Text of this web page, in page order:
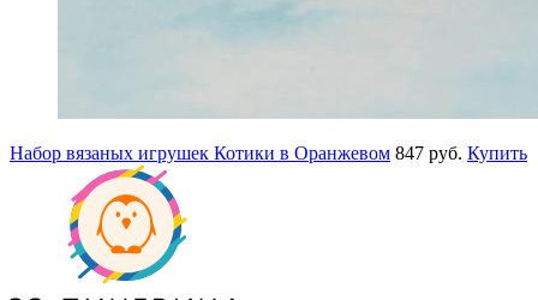
Набор вязаных игрушек Котики в Оранжевом 847 руб. Купить